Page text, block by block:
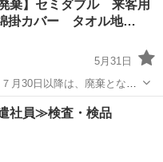
棄】セミダブル 来客用
カバー タオル地…
5月31日
月30日以降は、廃棄となり
掛け布団
社員≫検査・検品